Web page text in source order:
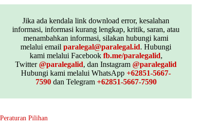
Jika ada kendala link download error, kesalahan
informasi, informasi kurang lengkap, kritik, saran, atau
menambahkan informasi, silakan hubungi kami
melalui emailparalegal@paralegal.id. Hubungi
kami melalui Facebook fb.me/paralegalid,
Twitter@paralegalid, dan Instagram@paralegalid
Hubungi kami melalui WhatsApp+62851-5667-
7590dan Telegram +62851-5667-7590
Peraturan Pilihan